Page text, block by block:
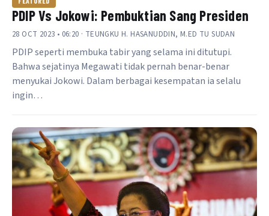
PDIP Vs Jokowi: Pembuktian Sang Presiden
28 OCT 2023 • 06:20 · TEUNGKU H. HASANUDDIN, M.ED TU SUDAN
PDIP seperti membuka tabir yang selama ini ditutupi.
Bahwa sejatinya Megawati tidak pernah benar-benar
menyukai Jokowi. Dalam berbagai kesempatan ia selalu
ingin…